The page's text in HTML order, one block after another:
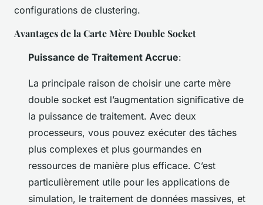
configurations de clustering.
Avantages de la Carte Mère Double Socket
Puissance de Traitement Accrue:
La principale raison de choisir une carte mère
double socket est l’augmentation significative de
la puissance de traitement. Avec deux
processeurs, vous pouvez exécuter des tâches
plus complexes et plus gourmandes en
ressources de manière plus efficace. C’est
particulièrement utile pour les applications de
simulation, le traitement de données massives, et